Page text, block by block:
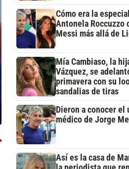
Cómo era la
Antonela Roccuzzo
Messi más allá de
Mía Cambiaso, la
Vázquez, se
primavera con su
sandalias de tiras
Dieron a conocer el
médico de Jorge
Así es la casa de